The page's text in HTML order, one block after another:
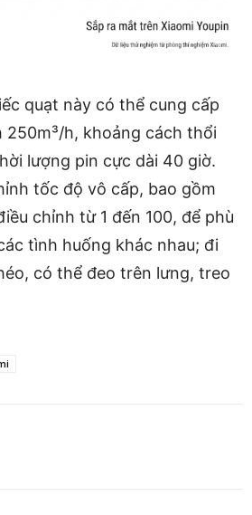
quạt này có thể cung cấp
250m³/h, khoảng cách thổi
lượng pin cực dài 40 giờ.
tốc độ vô cấp, bao gồm
chỉnh từ 1 đến 100, để phù
tình huống khác nhau; đi
có thể đeo trên lưng, treo